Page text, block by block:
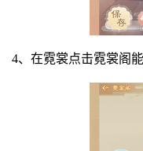
4、在霓裳点击霓裳阁